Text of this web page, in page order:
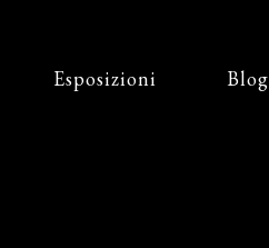
Esposizioni Blog